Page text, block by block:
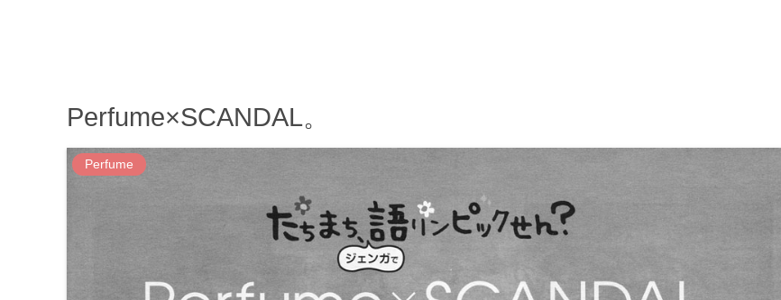
Perfume×SCANDAL。
Perfume